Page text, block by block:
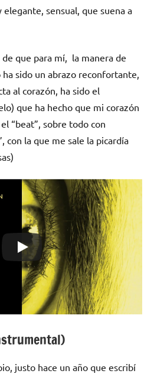
sensual, que suena a
que para mí, la manera de
sido un abrazo reconfortante,
al corazón, ha sido el
que ha hecho que mi corazón
“beat”, sobre todo con
con la que me sale la picardía
justo hace un año que escribí